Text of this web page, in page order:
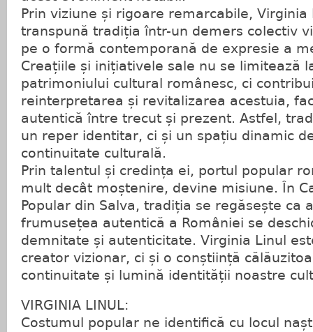
Prin viziune și rigoare remarcabile, Virginia
transpună tradiția într-un demers colectiv
pe o formă contemporană de expresie a
Creațiile și inițiativele sale nu se limitează
patrimoniului cultural românesc, ci
reinterpretarea și revitalizarea acestuia,
autentică între trecut și prezent. Astfel,
un reper identitar, ci și un spațiu dinamic
continuitate culturală.
Prin talentul și credința ei, portul popular
mult decât moștenire, devine misiune. În
Popular din Salva, tradiția se regăsește ca
frumusețea autentică a României se
demnitate și autenticitate. Virginia Linul
creator vizionar, ci și o conștiință
continuitate și lumină identității noastre
VIRGINIA LINUL:
Costumul popular ne identifică cu locul